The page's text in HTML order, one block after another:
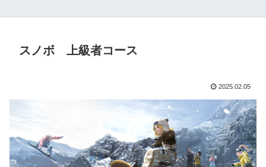
スノボ 上級者コース
2025.02.05